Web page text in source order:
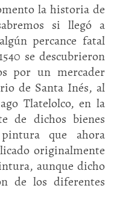
la historia de
si llegó a
percance fatal
se descubrieron
por un mercader
de Santa Inés, al
Tlatelolco, en la
de dichos bienes
que ahora
originalmente
aunque dicho
de los diferentes